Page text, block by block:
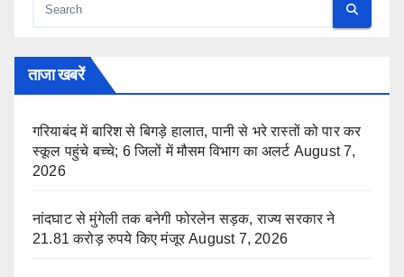
ताजा खबरें
गरियाबंद में बारिश से बिगड़े हालात, पानी से भरे रास्तों को पार कर
स्कूल पहुंचे बच्चे; 6 जिलों में मौसम विभाग का अलर्ट August 7,
2026
नांदघाट से मुंगेली तक बनेगी फोरलेन सड़क, राज्य सरकार ने
21.81 करोड़ रुपये किए मंजूर August 7, 2026